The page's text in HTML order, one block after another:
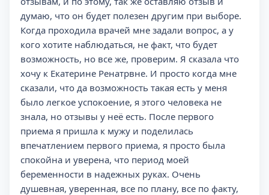
думаю, что он будет полезен другим при выборе.
Когда проходила врачей мне задали вопрос, а у
кого хотите наблюдаться, не факт, что будет
возможность, но все же, проверим. Я сказала что
хочу к Екатерине Ренатрвне. И просто когда мне
сказали, что да возможность такая есть у меня
было легкое успокоение, я этого человека не
знала, но отзывы у неё есть. После первого
приема я пришла к мужу и поделилась
впечатлением первого приема, я просто была
спокойна и уверена, что период моей
беременности в надежных руках. Очень
душевная, уверенная, все по плану, все по факту,